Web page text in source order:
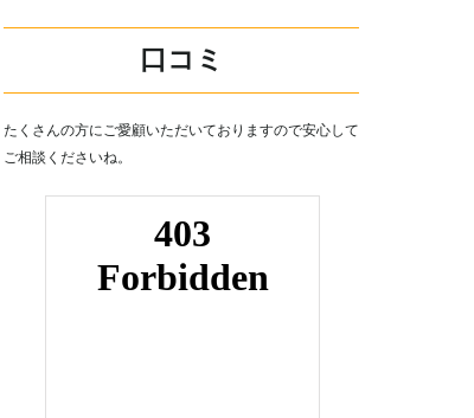
口コミ
たくさんの方にご愛顧いただいておりますので安心して
ご相談くださいね。